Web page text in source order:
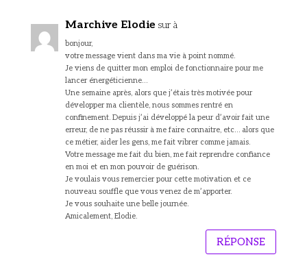
Marchive Elodie sur à
bonjour,
votre message vient dans ma vie à point nommé.
Je viens de quitter mon emploi de fonctionnaire pour me
lancer énergéticienne…
Une semaine après, alors que j’étais très motivée pour
développer ma clientèle, nous sommes rentré en
confinement. Depuis j’ai développé la peur d’avoir fait une
erreur, de ne pas réussir à me faire connaitre, etc… alors que
ce métier, aider les gens, me fait vibrer comme jamais.
Votre message me fait du bien, me fait reprendre confiance
en moi et en mon pouvoir de guérison.
Je voulais vous remercier pour cette motivation et ce
nouveau souffle que vous venez de m’apporter.
Je vous souhaite une belle journée.
Amicalement, Elodie.
RÉPONSE